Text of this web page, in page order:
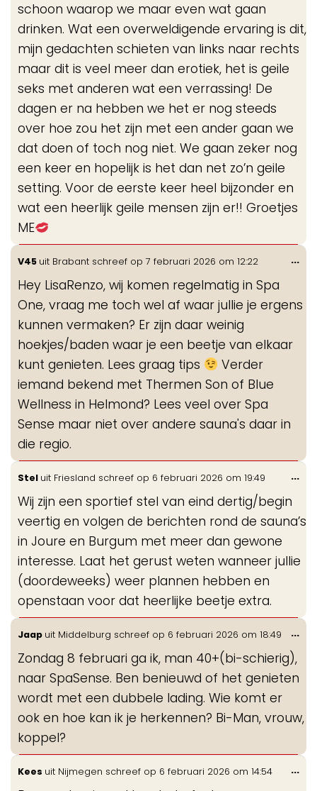
schoon waarop we maar even wat gaan
drinken. Wat een overweldigende ervaring is dit,
mijn gedachten schieten van links naar rechts
maar dit is veel meer dan erotiek, het is geile
seks met anderen wat een verrassing! De
dagen er na hebben we het er nog steeds
over hoe zou het zijn met een ander gaan we
dat doen of toch nog niet. We gaan zeker nog
een keer en hopelijk is het dan net zo’n geile
setting. Voor de eerste keer heel bijzonder en
wat een heerlijk geile mensen zijn er!! Groetjes
ME
V45 uit Brabant schreef op 7 februari 2026 om 12:22
Hey LisaRenzo, wij komen regelmatig in Spa
One, vraag me toch wel af waar jullie je ergens
kunnen vermaken? Er zijn daar weinig
hoekjes/baden waar je een beetje van elkaar
kunt genieten. Lees graag tips
Verder
iemand bekend met Thermen Son of Blue
Wellness in Helmond? Lees veel over Spa
Sense maar niet over andere sauna's daar in
die regio.
...
Stel uit Friesland schreef op 6 februari 2026 om 19:49
Wij zijn een sportief stel van eind dertig/begin
veertig en volgen de berichten rond de sauna’s
in Joure en Burgum met meer dan gewone
interesse. Laat het gerust weten wanneer jullie
(doordeweeks) weer plannen hebben en
openstaan voor dat heerlijke beetje extra.
...
Jaap uit Middelburg schreef op 6 februari 2026 om 18:49
Zondag 8 februari ga ik, man 40+(bi-schierig),
naar SpaSense. Ben benieuwd of het genieten
wordt met een dubbele lading. Wie komt er
ook en hoe kan ik je herkennen? Bi-Man, vrouw,
koppel?
...
Kees uit Nijmegen schreef op 6 februari 2026 om 14:54 ...